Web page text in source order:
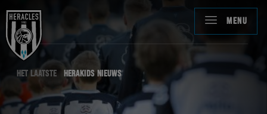
MENU
HET LAATSTE HERAKIDS NIEUWS